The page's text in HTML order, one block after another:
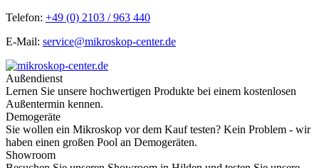
Telefon: +49 (0) 2103 / 963 440
E-Mail: service@mikroskop-center.de
Außendienst
Lernen Sie unsere hochwertigen Produkte bei einem kostenlosen
Außentermin kennen.
Demogeräte
Sie wollen ein Mikroskop vor dem Kauf testen? Kein Problem - wir
haben einen großen Pool an Demogeräten.
Showroom